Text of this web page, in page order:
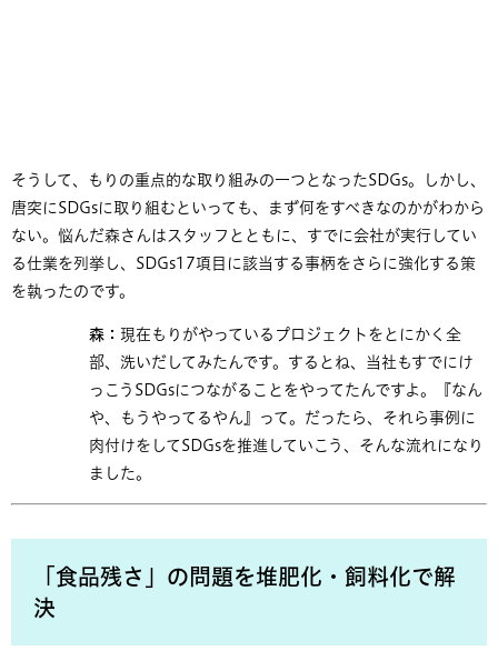
そうして、もりの重点的な取り組みの一つとなったSDGs。しかし、
唐突にSDGsに取り組むといっても、まず何をすべきなのかがわから
ない。悩んだ森さんはスタッフとともに、すでに会社が実行してい
る仕業を列挙し、SDGs17項目に該当する事柄をさらに強化する策
を執ったのです。
森： 現在もりがやっているプロジェクトをとにかく全
部、洗いだしてみたんです。するとね、当社もすでにけ
っこうSDGsにつながることをやってたんですよ。『なん
や、もうやってるやん』って。だったら、それら事例に
肉付けをしてSDGsを推進していこう、そんな流れになり
ました。
「食品残さ」の問題を堆肥化・飼料化で解
決